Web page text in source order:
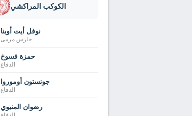
الكوكب المراكشي
نوفل أيت أوبنا
حارس مرمى
حمزة فسوخ
الدفاع
جونستون أوموروا
الدفاع
رضوان المنيوي